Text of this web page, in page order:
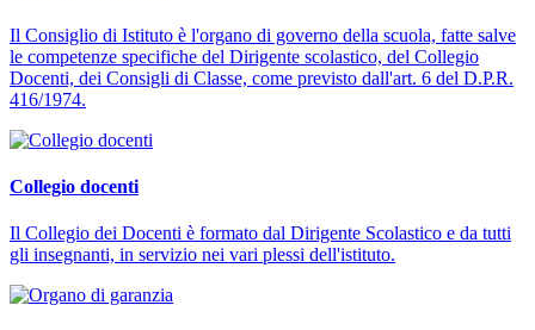
Il Consiglio di Istituto è l'organo di governo della scuola, fatte salve
le competenze specifiche del Dirigente scolastico, del Collegio
Docenti, dei Consigli di Classe, come previsto dall'art. 6 del D.P.R.
416/1974.
Collegio docenti
Il Collegio dei Docenti è formato dal Dirigente Scolastico e da tutti
gli insegnanti, in servizio nei vari plessi dell'istituto.